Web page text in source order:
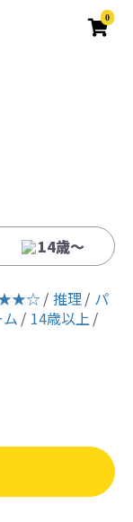
0
14歳〜
推理
パ
14歳以上